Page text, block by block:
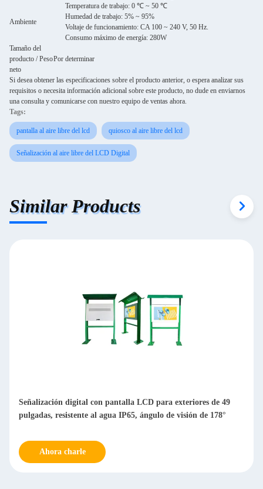
Ambiente
Temperatura de trabajo: 0 ℃ ~ 50 ℃
Humedad de trabajo: 5% ~ 95%
Voltaje de funcionamiento: CA 100 ~ 240 V, 50 Hz.
Consumo máximo de energía: 280W
Tamaño del
producto / Peso
neto
Por determinar
Si desea obtener las especificaciones sobre el producto anterior, o espera analizar sus
requisitos o necesita información adicional sobre este producto, no dude en enviarnos
una consulta y comunicarse con nuestro equipo de ventas ahora.
Tags:
pantalla al aire libre del lcd quiosco al aire libre del lcd
Señalización al aire libre del LCD Digital
Similar Products
Señalización digital con pantalla LCD para exteriores de 49
pulgadas, resistente al agua IP65, ángulo de visión de 178°
Ahora charle